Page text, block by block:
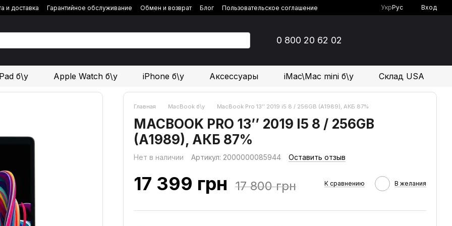
и доставка Гарантийное обслуживание Обмен и возврат Блог
Пользовательское соглашение
УкрРус Вход
0 800 20 62 02
б\у Apple Watch б\у iPhone б\у Аксессуары iMac\Mac mini б\у Склад USA
Главная MacBook б\у MacBook Pro 13’’ 2019 i5 8 / 256GB (A1989), АКБ 87%
MACBOOK PRO 13’’ 2019 I5 8 / 256GB
(A1989), АКБ 87%
Нет в наличии Артикул: 2000000085944 Оставить отзыв
17 399 грн 17 800 грн К сравнению В желания